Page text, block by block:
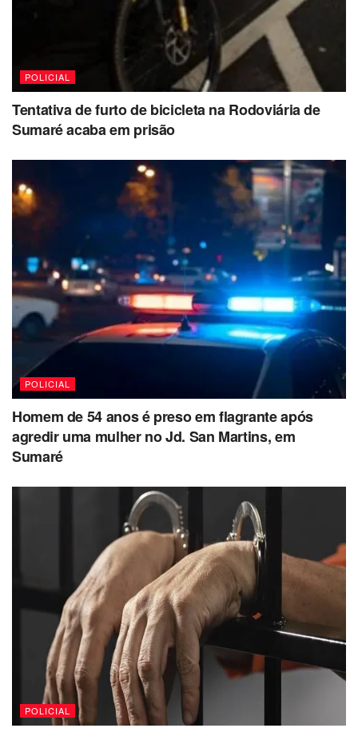
POLICIAL
Tentativa de furto de bicicleta na Rodoviária de
Sumaré acaba em prisão
POLICIAL
Homem de 54 anos é preso em flagrante após
agredir uma mulher no Jd. San Martins, em
Sumaré
POLICIAL